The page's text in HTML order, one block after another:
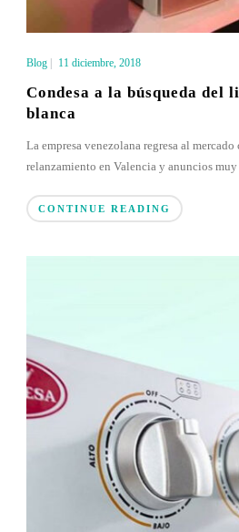
Blog| 11 diciembre, 2018
Condesa a la búsqueda del
blanca
La empresa venezolana regresa al
relanzamiento en Valencia y anuncios muy
CONTINUE READING